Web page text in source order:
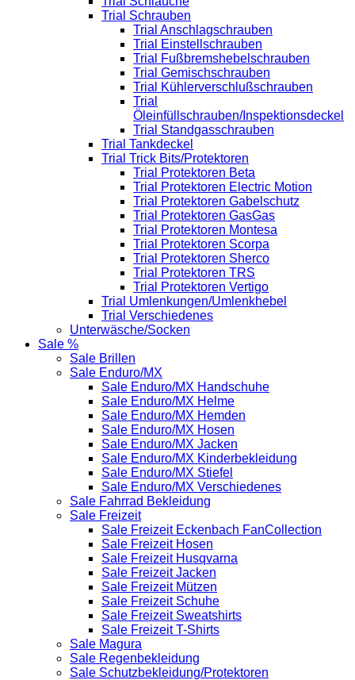
Trial Schrauben
Trial Anschlagschrauben
Trial Einstellschrauben
Trial Fußbremshebelschrauben
Trial Gemischschrauben
Trial Kühlerverschlußschrauben
Trial
Öleinfüllschrauben/Inspektionsdeckel
Trial Standgasschrauben
Trial Tankdeckel
Trial Trick Bits/Protektoren
Trial Protektoren Beta
Trial Protektoren Electric Motion
Trial Protektoren Gabelschutz
Trial Protektoren GasGas
Trial Protektoren Montesa
Trial Protektoren Scorpa
Trial Protektoren Sherco
Trial Protektoren TRS
Trial Protektoren Vertigo
Trial Umlenkungen/Umlenkhebel
Trial Verschiedenes
Unterwäsche/Socken
Sale %
Sale Brillen
Sale Enduro/MX
Sale Enduro/MX Handschuhe
Sale Enduro/MX Helme
Sale Enduro/MX Hemden
Sale Enduro/MX Hosen
Sale Enduro/MX Jacken
Sale Enduro/MX Kinderbekleidung
Sale Enduro/MX Stiefel
Sale Enduro/MX Verschiedenes
Sale Fahrrad Bekleidung
Sale Freizeit
Sale Freizeit Eckenbach FanCollection
Sale Freizeit Hosen
Sale Freizeit Husqvarna
Sale Freizeit Jacken
Sale Freizeit Mützen
Sale Freizeit Schuhe
Sale Freizeit Sweatshirts
Sale Freizeit T-Shirts
Sale Magura
Sale Regenbekleidung
Sale Schutzbekleidung/Protektoren